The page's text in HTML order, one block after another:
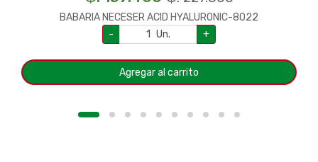
BABARIA NECESER ACID HYALURONIC-8022
-
Un. +
Agregar al carrito